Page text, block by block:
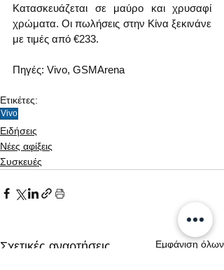
Κατασκευάζεται σε μαύρο και χρυσαφί
χρώματα. Οι πωλήσεις στην Κίνα ξεκινάνε
με τιμές από €233.
Πηγές: Vivo, GSMArena
Ετικέτες:
Vivo
Ειδήσεις
Νέες αφίξεις
Συσκευές
Σχετικές αναρτήσεις Εμφάνιση όλων